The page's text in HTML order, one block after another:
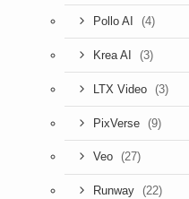
Pollo AI (4)
Krea AI (3)
LTX Video (3)
PixVerse (9)
Veo (27)
Runway (22)